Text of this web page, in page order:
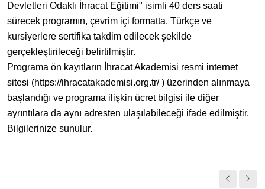
Devletleri Odaklı İhracat Eğitimi" isimli 40 ders saati
sürecek programın, çevrim içi formatta, Türkçe ve
kursiyerlere sertifika takdim edilecek şekilde
gerçekleştirileceği belirtilmiştir.
Programa ön kayıtların İhracat Akademisi resmi internet
sitesi (https://ihracatakademisi.org.tr/ ) üzerinden alınmaya
başlandığı ve programa ilişkin ücret bilgisi ile diğer
ayrıntılara da aynı adresten ulaşılabileceği ifade edilmiştir.
Bilgilerinize sunulur.